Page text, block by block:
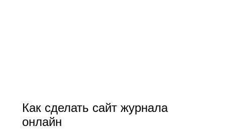
Как сделать сайт журнала
онлайн